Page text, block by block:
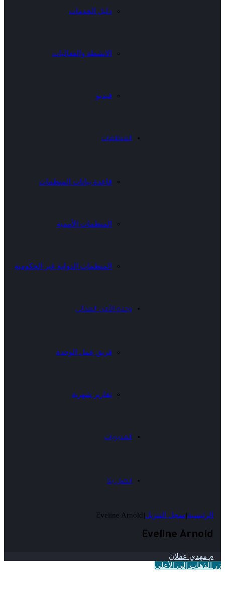
دليل الخدمات
الانشطة والفعاليات
فيديو
المنظمات
قاعدة بيانات المنظمات
المنظمات الأممية
المنظمات الدولية غير الحكومية
وحدة الأمن الغذائي
فريق عمل الوحدة
تقارير شهرية
المديريات
اتصل بنا
الرئيسية|سجل التنزيل|
Eveline Arnold
Eveline Arnold
م مهدي عقلان
زر الذهاب إلى الأعلى